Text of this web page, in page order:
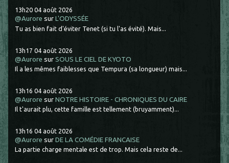
13h20 04 août 2026
@Aurore surL'ODYSSÉE
Tu as bien fait d'éviter Tenet (si tu l'as évité). Mais...
13h17 04 août 2026
@Aurore surSOUS LE CIEL DE KYOTO
Il a les mêmes faiblesses que Tempura (sa longueur) mais...
13h16 04 août 2026
@Aurore surNOTRE HISTOIRE - CHRONIQUES DU CAIRE
Il t'aurait plu, cette famille est tellement (bruyamment)...
13h16 04 août 2026
@Aurore surDE LA COMÉDIE FRANCAISE
La partie charge mentale est de trop. Mais cela reste de...